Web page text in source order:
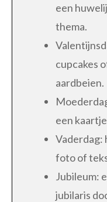
een
thema.
cupcakes
aardbeien.
een
Vaderdag:
foto of
Jubileum:
jubilaris